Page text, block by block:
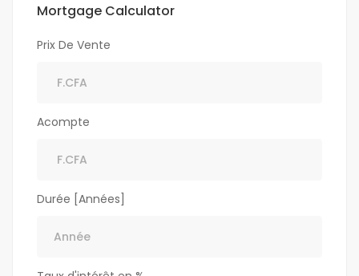
Mortgage Calculator
Prix De Vente
Acompte
Durée [Années]